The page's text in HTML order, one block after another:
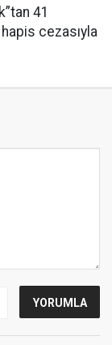
41
cezasıyla